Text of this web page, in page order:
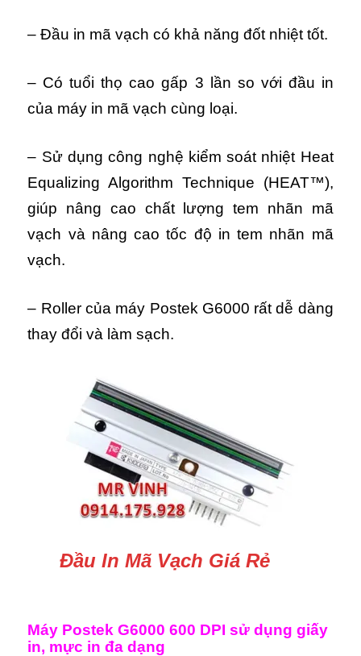
– Đầu in mã vạch có khả năng đốt nhiệt tốt.
– Có tuổi thọ cao gấp 3 lần so với đầu in
của máy in mã vạch cùng loại.
– Sử dụng công nghệ kiểm soát nhiệt Heat
Equalizing Algorithm Technique (HEAT™),
giúp nâng cao chất lượng tem nhãn mã
vạch và nâng cao tốc độ in tem nhãn mã
vạch.
– Roller của máy Postek G6000 rất dễ dàng
thay đổi và làm sạch.
Đầu In Mã Vạch Giá Rẻ
Máy Postek G6000 600 DPI sử dụng giấy
in, mực in đa dạng